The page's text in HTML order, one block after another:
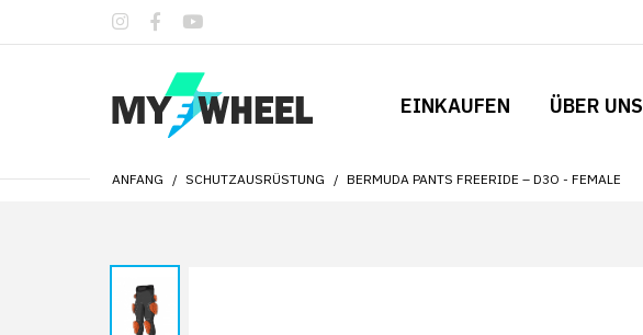
EINKAUFEN ÜBER UNS
ANFANG SCHUTZAUSRÜSTUNG BERMUDA PANTS FREERIDE – D3O - FEMALE